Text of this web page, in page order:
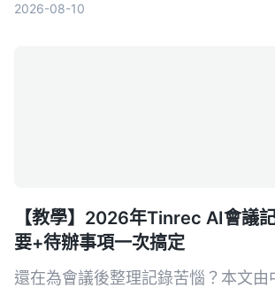
2026-08-10
【教學】2026年Tinrec AI會議
要+待辦事項一次搞定
還在為會議後整理記錄苦惱？本文由